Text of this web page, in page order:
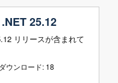
25.12
リリースが含まれて
ダウンロード: 18